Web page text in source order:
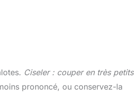
Ciseler : couper en très petits
prononcé, ou conservez-la